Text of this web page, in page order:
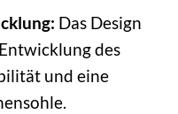
Das Design
des
und eine